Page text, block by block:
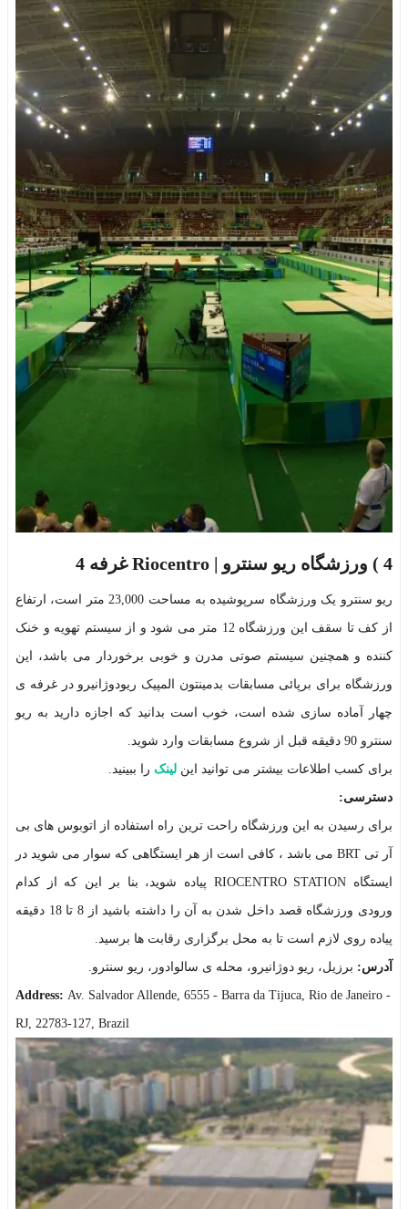
4 ) ورزشگاه ریو سنترو | Riocentro غرفه 4
ریو سنترو یک ورزشگاه سرپوشیده به مساحت 23,000 متر است، ارتفاع
از کف تا سقف این ورزشگاه 12 متر می شود و از سیستم تهویه و خنک
کننده و همچنین سیستم صوتی مدرن و خوبی برخوردار می باشد، این
ورزشگاه برای برپائی مسابقات بدمینتون المپیک ریودوژانیرو در غرفه ی
چهار آماده سازی شده است، خوب است بدانید که اجازه دارید به ریو
سنترو 90 دقیقه قبل از شروع مسابقات وارد شوید.
برای کسب اطلاعات بیشتر می توانید این لینک را ببینید.
دسترسی:
برای رسیدن به این ورزشگاه راحت ترین راه استفاده از اتوبوس های بی
آر تی BRT می باشد ، کافی است از هر ایستگاهی که سوار می شوید در
ایستگاه RIOCENTRO STATION پیاده شوید، بنا بر این که از کدام
ورودی ورزشگاه قصد داخل شدن به آن را داشته باشید از 8 تا 18 دقیقه
پیاده روی لازم است تا به محل برگزاری رقابت ها برسید.
آدرس: برزیل، ریو دوژانیرو، محله ی سالوادور، ریو سنترو.
Address: Av. Salvador Allende, 6555 - Barra da Tijuca, Rio de Janeiro -
RJ, 22783-127, Brazil